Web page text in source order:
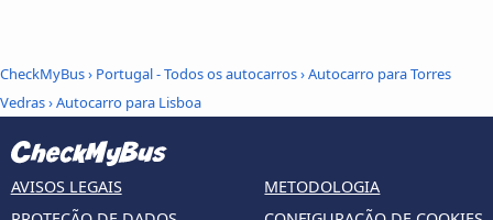
CheckMyBus› Portugal - Todos os autocarros›Autocarro para Torres
Vedras›Autocarro para Lisboa
AVISOS LEGAIS
METODOLOGIA